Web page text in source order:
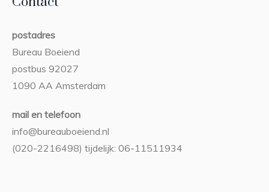
postadres
Bureau Boeiend
postbus 92027
1090 AA Amsterdam
mail en telefoon
info@bureauboeiend.nl
(020-2216498) tijdelijk: 06-11511934